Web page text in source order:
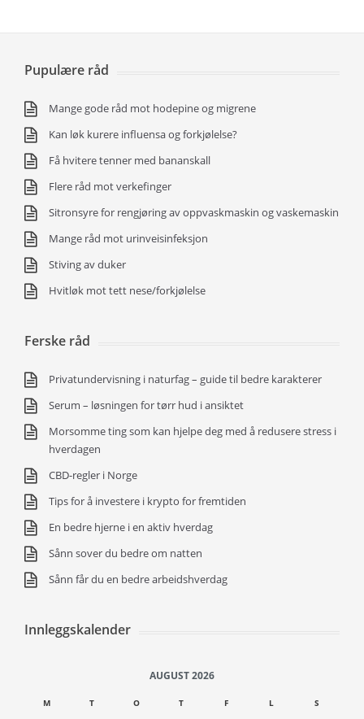
Pupulære råd
Mange gode råd mot hodepine og migrene
Kan løk kurere influensa og forkjølelse?
Få hvitere tenner med bananskall
Flere råd mot verkefinger
Sitronsyre for rengjøring av oppvaskmaskin og vaskemaskin
Mange råd mot urinveisinfeksjon
Stiving av duker
Hvitløk mot tett nese/forkjølelse
Ferske råd
Privatundervisning i naturfag – guide til bedre karakterer
Serum – løsningen for tørr hud i ansiktet
Morsomme ting som kan hjelpe deg med å redusere stress i
hverdagen
CBD-regler i Norge
Tips for å investere i krypto for fremtiden
En bedre hjerne i en aktiv hverdag
Sånn sover du bedre om natten
Sånn får du en bedre arbeidshverdag
Innleggskalender
AUGUST 2026
M T O T F L S